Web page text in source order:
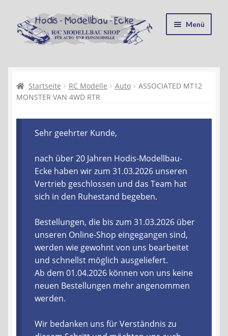
Zur
Navigation
springen
Zum
Inhalt
springen
Menü
Kasse
Recycling, Entsorgung und Umwelt
Shop
Warenkorb
Ablauf einer Bestellung
Liefer- und Versandkosten
Zahlungsarten
Lieferzeit & Verfügbarkeit
Gutschein
Startseite RC Modelle Auto
ASSOCIATED MT12
MONSTER VAN 4WD RTR
Sehr geehrter Kunde,
nach über 20 Jahren Hodis-Modellbau-
Ecke haben wir zum 31.03.2026 unseren
Vertrieb geschlossen und das Team hat
sich in den Ruhestand begeben.
Bestellungen, die bis zum 31.03.2026 über
unseren Online-Shop eingegangen sind,
werden wie gewohnt von uns bearbeitet
und schnellst möglich ausgeliefert.
Ab dem 01.04.2026 können von uns keine
neuen Bestellungen mehr angenommen
werden.
Wir bedanken uns für Verständnis zu